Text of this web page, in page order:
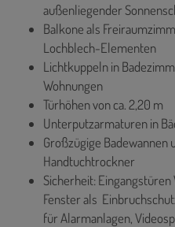
außenliegender
Balkone als
Lochblech-Elementen
Lichtkuppeln in
Wohnungen
Türhöhen von ca. 2,20 m
Unterputzarmaturen in
Großzügige Badewannen
Handtuchtrockner
Sicherheit:
Fenster als
für Alarmanlagen,